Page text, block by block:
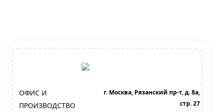
ОФИС И
ПРОИЗВОДСТВО
г. Москва, Рязанский пр-т, д. 8а,
стр. 27